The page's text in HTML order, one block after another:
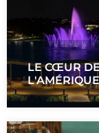
LE CŒUR
L'AMÉRIQUE